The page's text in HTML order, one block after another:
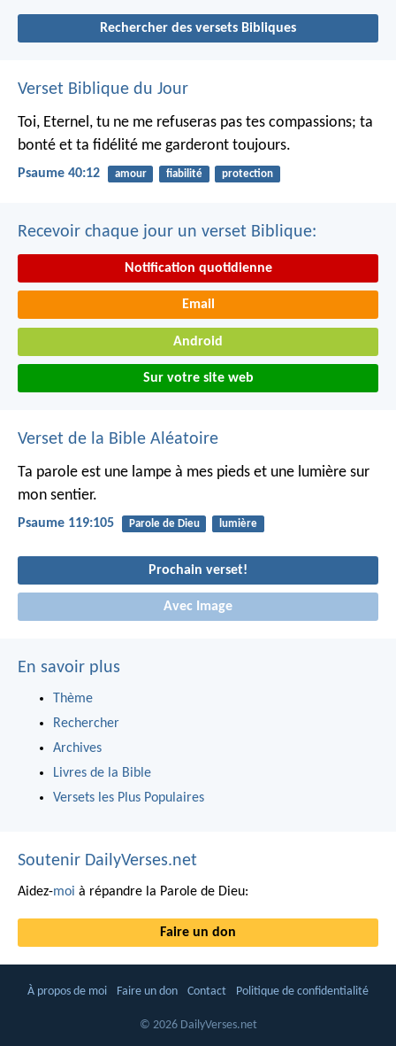
Rechercher des versets Bibliques
Verset Biblique du Jour
Toi, Eternel, tu ne me refuseras pas tes compassions; ta
bonté et ta fidélité me garderont toujours.
Psaume 40:12 amour fiabilité protection
Recevoir chaque jour un verset Biblique:
Notification quotidienne
Email
Android
Sur votre site web
Verset de la Bible Aléatoire
Ta parole est une lampe à mes pieds et une lumière sur
mon sentier.
Psaume 119:105 Parole de Dieu lumière
Prochain verset!
Avec Image
En savoir plus
Thème
Rechercher
Archives
Livres de la Bible
Versets les Plus Populaires
Soutenir DailyVerses.net
Aidez-moi à répandre la Parole de Dieu:
Faire un don
À propos de moi Faire un don Contact Politique de confidentialité
© 2026 DailyVerses.net